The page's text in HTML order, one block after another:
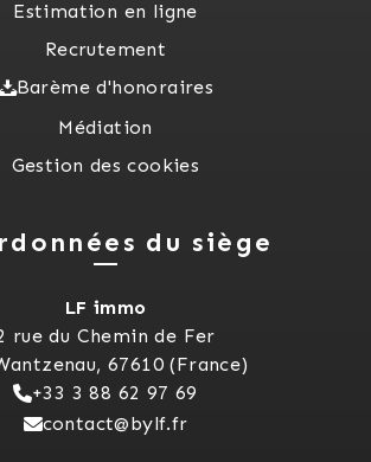
Estimation en ligne
Recrutement
Barème d'honoraires
Médiation
Gestion des cookies
du siège
LF immo
rue du Chemin de Fer
67610 (France)
+33 3 88 62 97 69
contact@bylf.fr